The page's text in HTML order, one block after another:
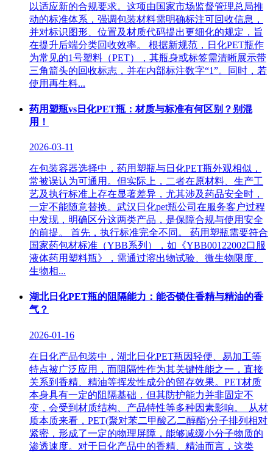
以适应新的合规要求。这项由国家市场监督管理总局推
动的标准体系，强调包装材料需明确标注可回收信息，
并对标识图形、位置及材质代码提出更细化的规定，旨
在提升后端分类回收效率。 根据新规范，日化PET瓶作
为常见的1号塑料（PET），其瓶身或标签需清晰展示带
三角箭头的回收标志，并在内部标注数字“1”。同时，若
使用再生料...
药用塑瓶vs日化PET瓶：材质与标准有何区别？别混
用！
2026-03-11
在包装容器选择中，药用塑瓶与日化PET瓶外观相似，
常被误认为可通用。但实际上，二者在原材料、生产工
艺及执行标准上存在显著差异，尤其涉及药品安全时，
一定不能随意替换。武汉日化pet瓶公司在服务客户过程
中发现，明确区分这两类产品，是保障合规与使用安全
的前提。 首先，执行标准完全不同。 药用塑瓶需要符合
国家药包材标准（YBB系列），如《YBB00122002口服
液体药用塑料瓶》，需通过溶出物试验、微生物限度、
生物相...
湖北日化PET瓶的阻隔能力：能否锁住香精与精油的香
气？
2026-01-16
在日化产品包装中，湖北日化PET瓶因轻便、易加工等
特点被广泛应用，而阻隔性作为其关键性能之一，直接
关系到香精、精油等挥发性成分的留存效果。PET材质
本身具有一定的阻隔基础，但其防护能力并非固定不
变，会受到材质结构、产品特性等多种因素影响。​ 从材
质本质来看，PET(聚对苯二甲酸乙二醇酯)分子排列相对
紧密，形成了一定的物理屏障，能够减缓小分子物质的
渗透速度。对于日化产品中的香精、精油而言，这类